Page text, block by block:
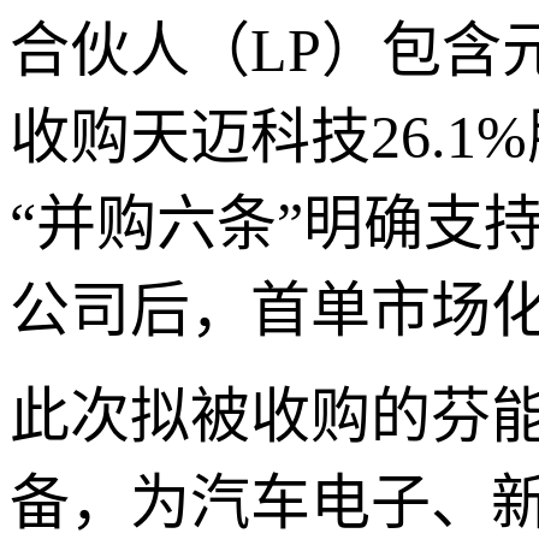
合伙人（LP）包含
收购天迈科技
“并购六条”明确支
公司后，首单市场
此次拟被收购的芬
备，为汽车电子、